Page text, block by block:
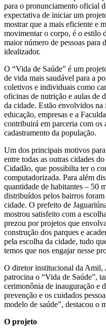
para o pronunciamento oficial
expectativa de iniciar um
mostrar que a mais eficiente e
movimentar o corpo, é o estilo
maior número de pessoas para
idealizador.
O “Vida de Saúde” é um
de vida mais saudável para a
coletivos e individuais como
oficinas de nutrição e aulas de
da cidade. Estão envolvidos na
educação, empresas e a
contribuirá em parceria com os
cadastramento da população.
Um dos principais motivos
entre todas as outras cidades
Cidadão, que possibilta ter o
computadorizada. Para além
quantidade de habitantes – 50
distribuídos pelos bairros
cidade. O prefeito de
mostrou satisfeito com a
prezou por projetos que
construção dos parques e
pela escolha da cidade, tudo
temos que nos engajar nesse
O diretor institucional da Amil,
patrocina o “Vida de Saúde”,
cerimonônia de inauguração e
prevenção e os cuidados
modelo de saúde”, destacou o
O projeto